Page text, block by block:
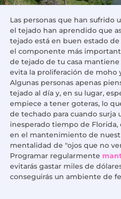
Las personas que han sufrido
el tejado han aprendido que
tejado está en buen estado
el componente más
de tejado de tu casa
evita la proliferación de moho
Algunas personas apenas
tejado al día y, en su lugar,
empiece a tener goteras, lo
de techado para cuando surja
inesperado tiempo de
en el mantenimiento de
mentalidad de "ojos que no
Programar regularmente
evitarás gastar miles de
conseguirás un ambiente de